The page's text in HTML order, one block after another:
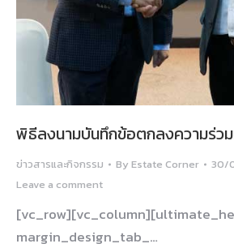
พิธีลงนามบันทึกข้อตกลงความร่ว
ข่าวสารและกิจกรรม By Estate Corner
30/
Leave a comment
margin_design_tab_…